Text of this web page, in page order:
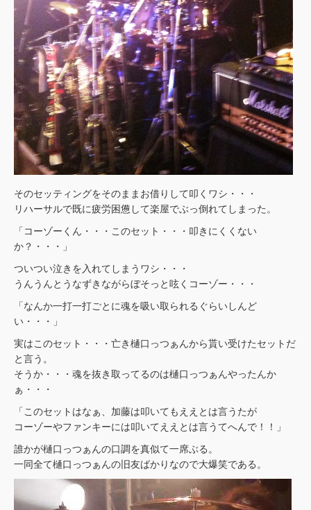
そのセッティングをそのままお借りして叩くワシ・・・
リハーサルで既に疲労困憊して楽屋でぶっ倒れてしまった。
「コーゾーくん・・・このセット・・・叩きにくくない
か？・・・」
ついつい泣きを入れてしまうワシ・・・
うんうんとうなずきながらぼそっと呟くコーゾー・・・
「なんか一打一打ごとに魂を吸い取られるぐらいしんど
い・・・」
実はこのセット・・・亡き樋口っつぁんから貰い受けたセットだ
と言う。
そうか・・・魂を抜き取ってるのは樋口っつぁんやったんか
ぁ・・・
「このセットはなぁ、加藤は叩いてもええとは言うたが
コーゾーやファンキーには叩いてええとは言うてへんで！！」
誰かが樋口っつぁんの口調を真似て一席ぶる。
一同全て樋口っつぁんの旧友ばかりなので大爆笑である。